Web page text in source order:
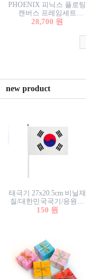
PHOENIX 피닉스 플로팅
캔버스 프레임세트
50x50cm/액자캔버스/인테
28,700 원
new product
태극기 27x20.5cm 비닐재
질/대한민국국기/응원깃
발/행사깃발
150 원